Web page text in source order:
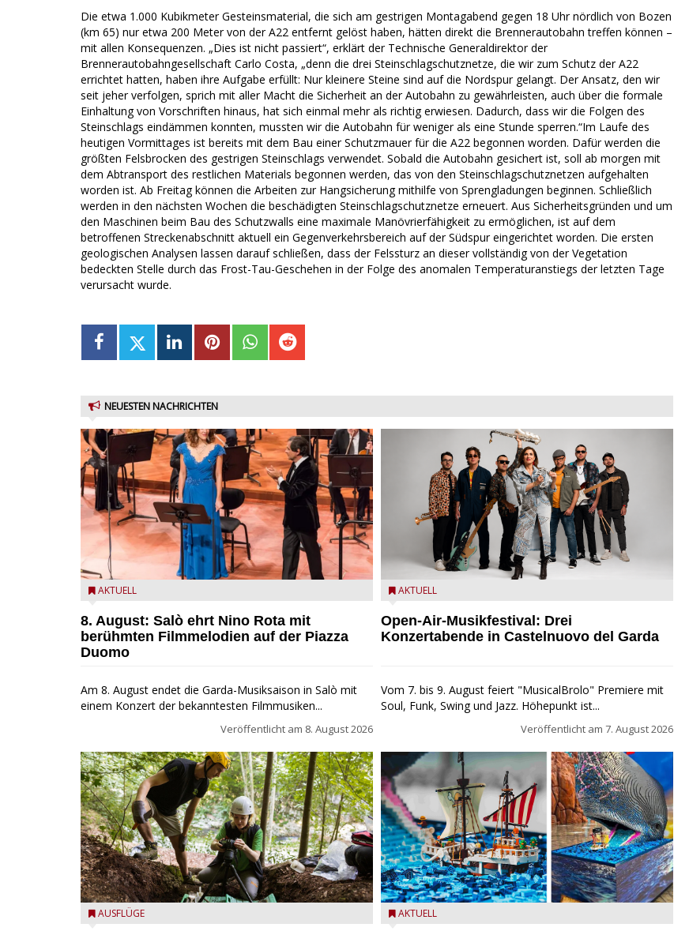
Die etwa 1.000 Kubikmeter Gesteinsmaterial, die sich am gestrigen Montagabend gegen 18 Uhr nördlich von Bozen
(km 65) nur etwa 200 Meter von der A22 entfernt gelöst haben, hätten direkt die Brennerautobahn treffen können –
mit allen Konsequenzen. „Dies ist nicht passiert“, erklärt der Technische Generaldirektor der
Brennerautobahngesellschaft Carlo Costa, „denn die drei Steinschlagschutznetze, die wir zum Schutz der A22
errichtet hatten, haben ihre Aufgabe erfüllt: Nur kleinere Steine sind auf die Nordspur gelangt. Der Ansatz, den wir
seit jeher verfolgen, sprich mit aller Macht die Sicherheit an der Autobahn zu gewährleisten, auch über die formale
Einhaltung von Vorschriften hinaus, hat sich einmal mehr als richtig erwiesen. Dadurch, dass wir die Folgen des
Steinschlags eindämmen konnten, mussten wir die Autobahn für weniger als eine Stunde sperren.“Im Laufe des
heutigen Vormittages ist bereits mit dem Bau einer Schutzmauer für die A22 begonnen worden. Dafür werden die
größten Felsbrocken des gestrigen Steinschlags verwendet. Sobald die Autobahn gesichert ist, soll ab morgen mit
dem Abtransport des restlichen Materials begonnen werden, das von den Steinschlagschutznetzen aufgehalten
worden ist. Ab Freitag können die Arbeiten zur Hangsicherung mithilfe von Sprengladungen beginnen. Schließlich
werden in den nächsten Wochen die beschädigten Steinschlagschutznetze erneuert. Aus Sicherheitsgründen und um
den Maschinen beim Bau des Schutzwalls eine maximale Manövrierfähigkeit zu ermöglichen, ist auf dem
betroffenen Streckenabschnitt aktuell ein Gegenverkehrsbereich auf der Südspur eingerichtet worden. Die ersten
geologischen Analysen lassen darauf schließen, dass der Felssturz an dieser vollständig von der Vegetation
bedeckten Stelle durch das Frost-Tau-Geschehen in der Folge des anomalen Temperaturanstiegs der letzten Tage
verursacht wurde.
NEUESTEN NACHRICHTEN
Estate Musicale del Garda: Salò ehrt Nino Rota
AKTUELL
8. August: Salò ehrt Nino Rota mit
berühmten Filmmelodien auf der Piazza
Duomo
Am 8. August endet die Garda-Musiksaison in Salò mit
einem Konzert der bekanntesten Filmmusiken...
Veröffentlicht am 8. August 2026
die archäologische Fundstätte Riparo Prà da Stua am
AUSFLÜGE
Castelnuovo del Garda: Die "Dirotta su Cuba" zu Gast
AKTUELL
Open-Air-Musikfestival: Drei
Konzertabende in Castelnuovo del Garda
Vom 7. bis 9. August feiert "MusicalBrolo" Premiere mit
Soul, Funk, Swing und Jazz. Höhepunkt ist...
Veröffentlicht am 7. August 2026
Laboon aus ONE PIECE als LEGO-Figur im LEGOLAND
AKTUELL